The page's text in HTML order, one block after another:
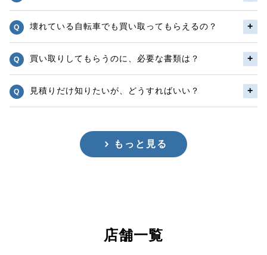
壊れている自転車でも買い取ってもらえるの？
買い取りしてもらうのに、必要な書類は？
見積りだけ知りたいが、どうすればいい？
もっと見る
店舗一覧